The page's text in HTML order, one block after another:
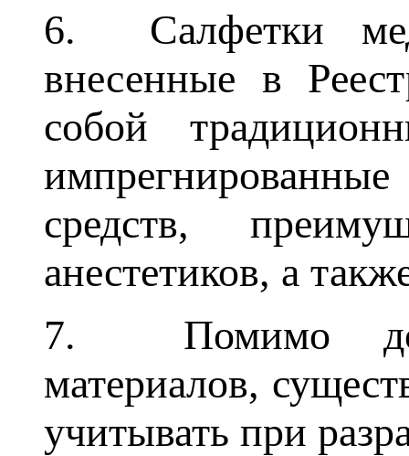
6. Салфетки
внесенные в
собой
средств,
анестетиков, а
7. Помимо
материалов,
учитывать при